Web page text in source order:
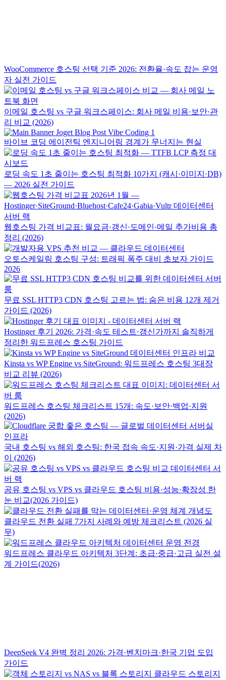
WooCommerce 호스팅 선택 기준 2026: 전환율·속도 잡는 운영
자 실전 가이드
이메일 호스팅 vs 구글 워크스페이스: 회사 메일 비용·보안·관
리 비교 (2026)
바이브 코딩 에이전틱 엔지니어링 경계가 무너지는 현실
로딩 속도 1초 줄이는 호스팅 최적화 10가지 (캐시·이미지·DB)
— 2026 실전 가이드
웹호스팅 가격 비교표: 월요금·갱신·도메인·메일 추가비용 총
정리 (2026)
오토스케일링 호스팅 구성: 트래픽 폭주 대비 초보자 가이드
2026
무료 SSL HTTP3 CDN 호스팅 고르는 법: 숨은 비용 12개 제거
가이드 (2026)
Hostinger 후기 2026: 가격·속도 테스트·갱신가까지 솔직하게
정리한 워드프레스 호스팅 가이드
Kinsta vs WP Engine vs SiteGround: 워드프레스 호스팅 3대장
비교 리뷰 (2026)
워드프레스 호스팅 체크리스트 15개: 속도·보안·백업·지원
(2026)
국내 호스팅 vs 해외 호스팅: 한국 접속 속도·지원·가격 실제 차
이 (2026)
공유 호스팅 vs VPS vs 클라우드 호스팅 비용·성능·확장성 한
눈 비교(2026 가이드)
클라우드 전환 실패 7가지 사례와 예방 체크리스트 (2026 실
무)
워드프레스 클라우드 아키텍처 3단계: 초급·중급·고급 실전 설
계 가이드(2026)
DeepSeek V4 완벽 정리 2026: 가격·벤치마크·한국 기업 도입
가이드